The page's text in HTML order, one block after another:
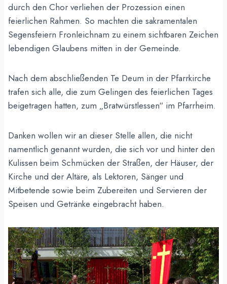
durch den Chor verliehen der Prozession einen
feierlichen Rahmen. So machten die sakramentalen
Segensfeiern Fronleichnam zu einem sichtbaren Zeichen
lebendigen Glaubens mitten in der Gemeinde.
Nach dem abschließenden Te Deum in der Pfarrkirche
trafen sich alle, die zum Gelingen des feierlichen Tages
beigetragen hatten, zum „Bratwürstlessen“ im Pfarrheim.
Danken wollen wir an dieser Stelle allen, die nicht
namentlich genannt wurden, die sich vor und hinter den
Kulissen beim Schmücken der Straßen, der Häuser, der
Kirche und der Altäre, als Lektoren, Sänger und
Mitbetende sowie beim Zubereiten und Servieren der
Speisen und Getränke eingebracht haben.